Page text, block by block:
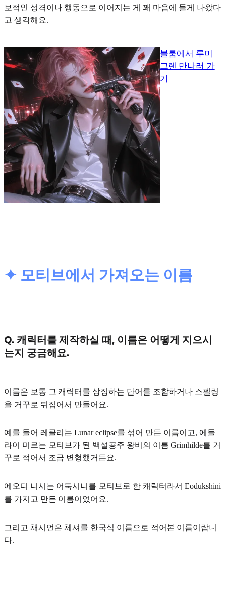
보적인 성격이나 행동으로 이어지는 게 꽤 마음에 들게 나왔다
고 생각해요.
블룸에서 루미
그렌 만나러 가
기
✦ 모티브에서 가져오는 이름
Q. 캐릭터를 제작하실 때, 이름은 어떻게 지으시
는지 궁금해요.
이름은 보통 그 캐릭터를 상징하는 단어를 조합하거나 스펠링
을 거꾸로 뒤집어서 만들어요.
예를 들어 레클리는 Lunar eclipse를 섞어 만든 이름이고, 에들
라이 미르는 모티브가 된 백설공주 왕비의 이름 Grimhilde를 거
꾸로 적어서 조금 변형했거든요.
에오디 니시는 어둑시니를 모티브로 한 캐릭터라서 Eodukshini
를 가지고 만든 이름이었어요.
그리고 채시언은 체셔를 한국식 이름으로 적어본 이름이랍니
다.